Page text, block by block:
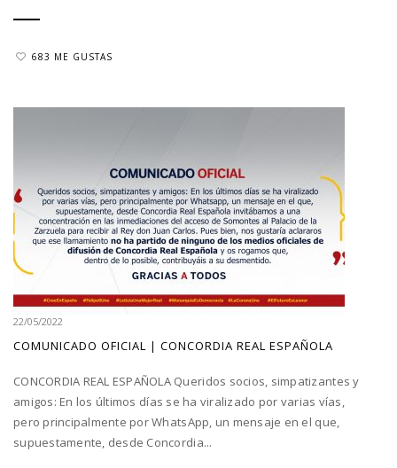
683 ME GUSTAS
22/05/2022
COMUNICADO OFICIAL | CONCORDIA REAL ESPAÑOLA
CONCORDIA REAL ESPAÑOLA Queridos socios, simpatizantes y
amigos: En los últimos días se ha viralizado por varias vías,
pero principalmente por WhatsApp, un mensaje en el que,
supuestamente, desde Concordia...